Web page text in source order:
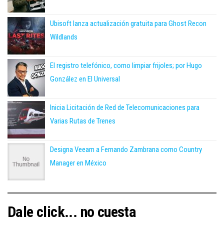
Ubisoft lanza actualización gratuita para Ghost Recon
Wildlands
El registro telefónico, como limpiar frijoles; por Hugo
González en El Universal
Inicia Licitación de Red de Telecomunicaciones para
Varias Rutas de Trenes
Designa Veeam a Fernando Zambrana como Country
Manager en México
Dale click... no cuesta